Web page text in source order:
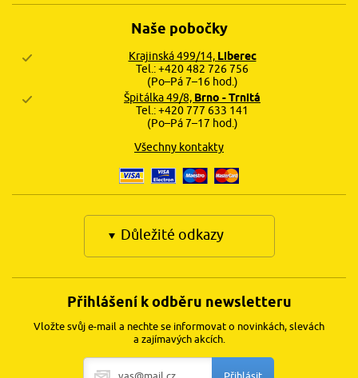
Naše pobočky
Krajinská 499/14, Liberec
Tel.: +420 482 726 756
(Po–Pá 7–16 hod.)
Špitálka 49/8, Brno - Trnitá
Tel.: +420 777 633 141
(Po–Pá 7–17 hod.)
Všechny kontakty
Důležité odkazy
Přihlášení k odběru newsletteru
Vložte svůj e-mail a nechte se informovat o novinkách, slevách
a zajímavých akcích.